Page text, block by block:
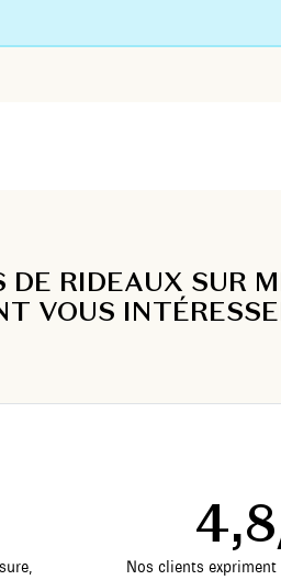
RIDEAUX SUR
VOUS
Nos clients